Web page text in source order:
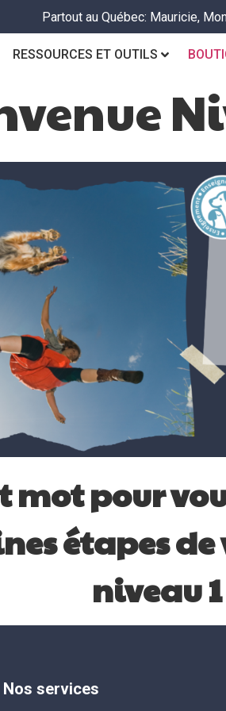
Partout au Québec: Mauricie,
RESSOURCES ET OUTILS
mot pour
étapes
niveau
Nos services